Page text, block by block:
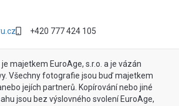
+420 777 424 105
majetkem EuroAge, s.r.o. a je vázán
Všechny fotografie jsou buď majetkem
jejích partnerů. Kopírování nebo jiné
jsou bez výslovného svolení EuroAge,